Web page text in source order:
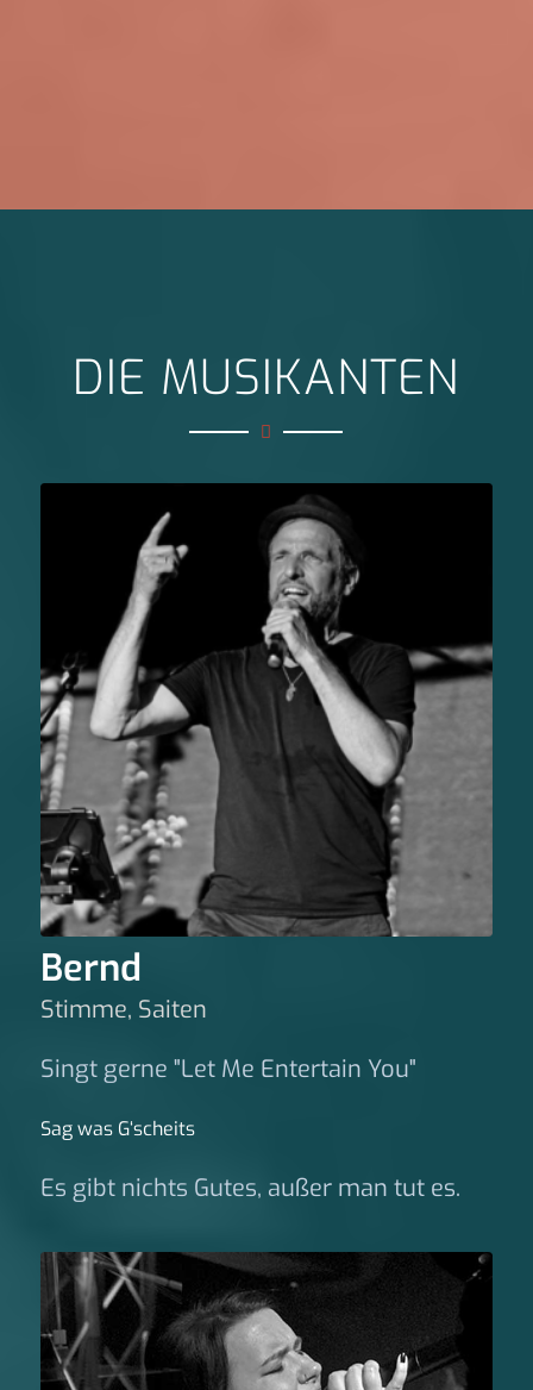
DIE MUSIKANTEN
Bernd
Stimme, Saiten
Singt gerne "Let Me Entertain You"
Sag was G‘scheits
Es gibt nichts Gutes, außer man tut es.